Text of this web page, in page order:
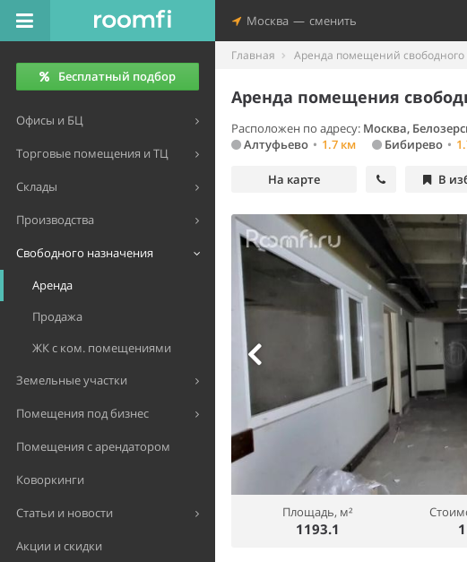
Москва — сменить
Бесплатный подбор
Офисы и БЦ
Торговые помещения и ТЦ
Склады
Производства
Свободного назначения
Аренда
Продажа
ЖК с ком. помещениями
Земельные участки
Помещения под бизнес
Помещения с арендатором
Коворкинги
Статьи и новости
Акции и скидки
Главная Аренда помещений
Аренда помещения
Расположен по адресу: Москва,
Алтуфьево • 1.7 км Бибирево •
На карте В
Площадь, м²
1193.1